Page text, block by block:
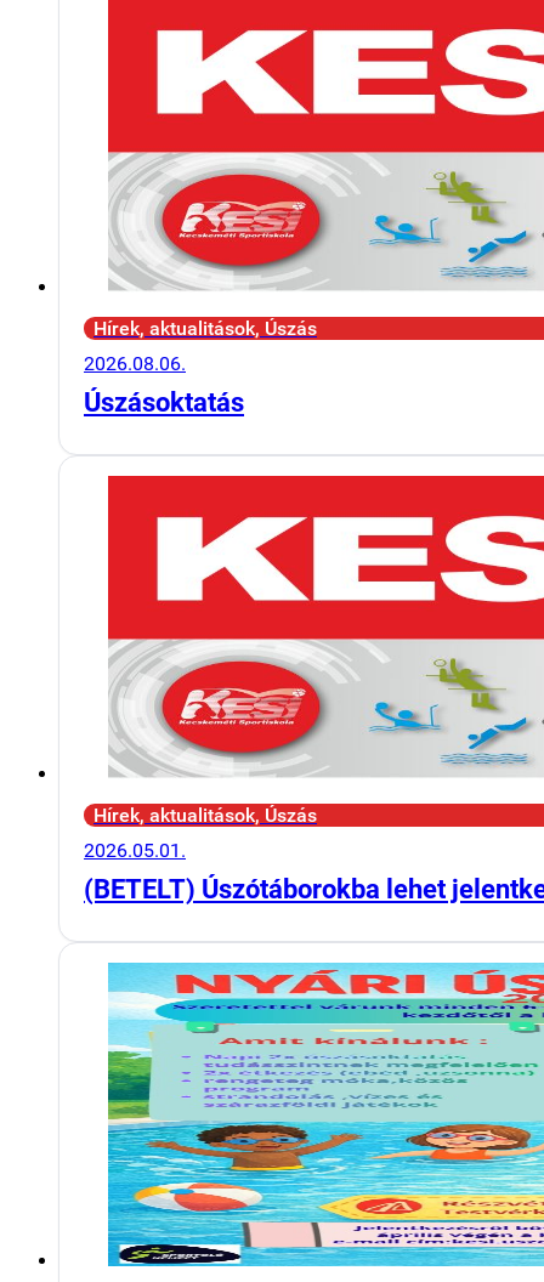
Hírek, aktualitások, Úszás
2026.08.06.
Úszásoktatás
Hírek, aktualitások, Úszás
2026.05.01.
(BETELT) Úszótáborokba lehet